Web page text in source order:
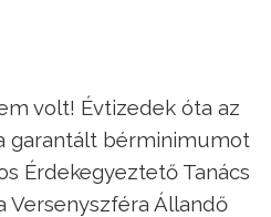
volt! Évtizedek óta az
garantált bérminimumot
Érdekegyeztető Tanács
Versenyszféra Állandő